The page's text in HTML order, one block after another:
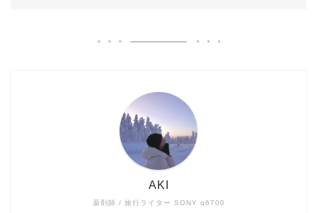
薬剤師 / 旅行ライター SONY α6700
AKI